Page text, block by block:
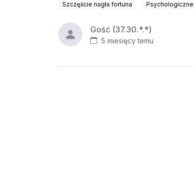
Szczęście nagła fortuna
Gość (37.30.*.*)
5 miesięcy temu